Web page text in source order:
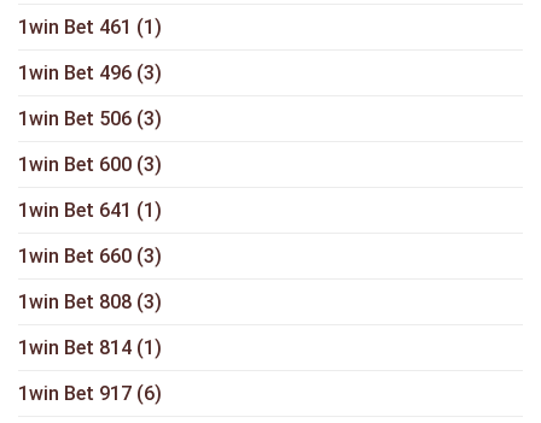
1win Bet 461 (1)
1win Bet 496 (3)
1win Bet 506 (3)
1win Bet 600 (3)
1win Bet 641 (1)
1win Bet 660 (3)
1win Bet 808 (3)
1win Bet 814 (1)
1win Bet 917 (6)